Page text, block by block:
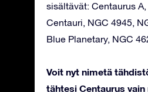
sisältävät: Centaurus
Centauri, NGC 4945,
Blue Planetary, NGC
Voit nyt nimetä
tähtesi Centaurus